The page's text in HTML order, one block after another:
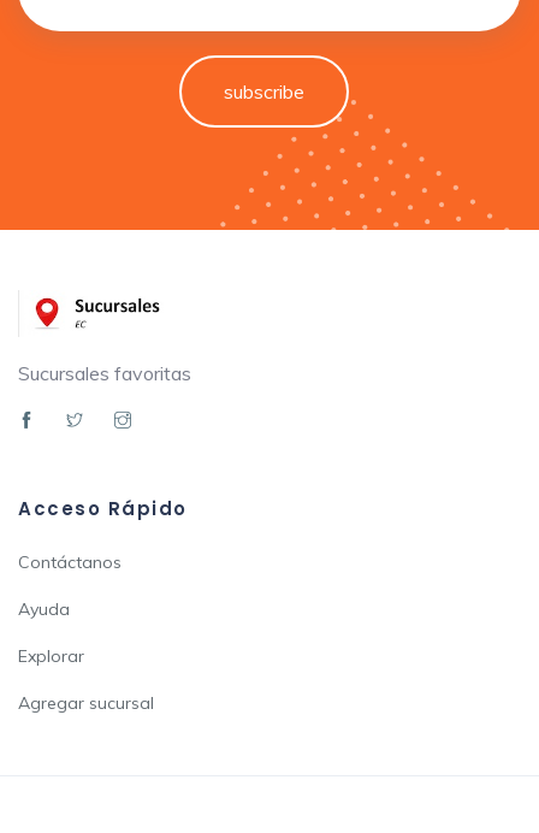
subscribe
Sucursales favoritas
Acceso Rápido
Contáctanos
Ayuda
Explorar
Agregar sucursal